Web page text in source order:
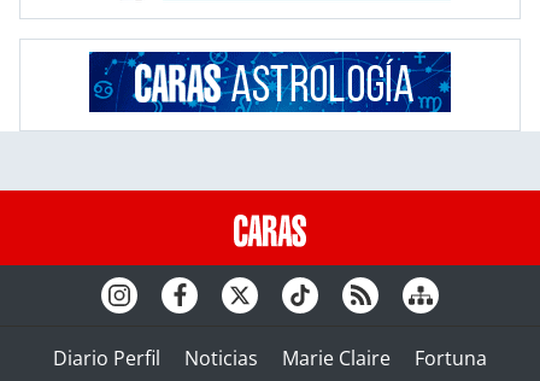
Diario Perfil Noticias Marie Claire
Fortuna